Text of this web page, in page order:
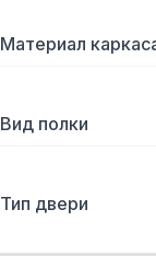
Материал
Вид полки
Тип двери